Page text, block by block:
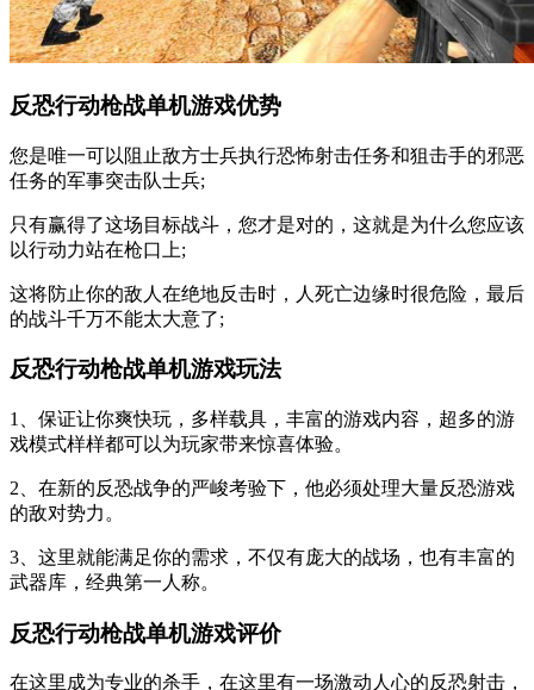
反恐行动枪战单机游戏优势
您是唯一可以阻止敌方士兵执行恐怖射击任务和狙击手的邪恶
任务的军事突击队士兵;
只有赢得了这场目标战斗，您才是对的，这就是为什么您应该
以行动力站在枪口上;
这将防止你的敌人在绝地反击时，人死亡边缘时很危险，最后
的战斗千万不能太大意了;
反恐行动枪战单机游戏玩法
1、保证让你爽快玩，多样载具，丰富的游戏内容，超多的游
戏模式样样都可以为玩家带来惊喜体验。
2、在新的反恐战争的严峻考验下，他必须处理大量反恐游戏
的敌对势力。
3、这里就能满足你的需求，不仅有庞大的战场，也有丰富的
武器库，经典第一人称。
反恐行动枪战单机游戏评价
在这里成为专业的杀手，在这里有一场激动人心的反恐射击，